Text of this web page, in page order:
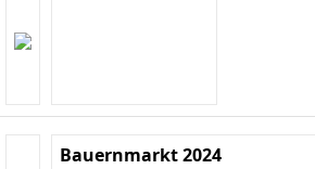
Bauernmarkt 2024